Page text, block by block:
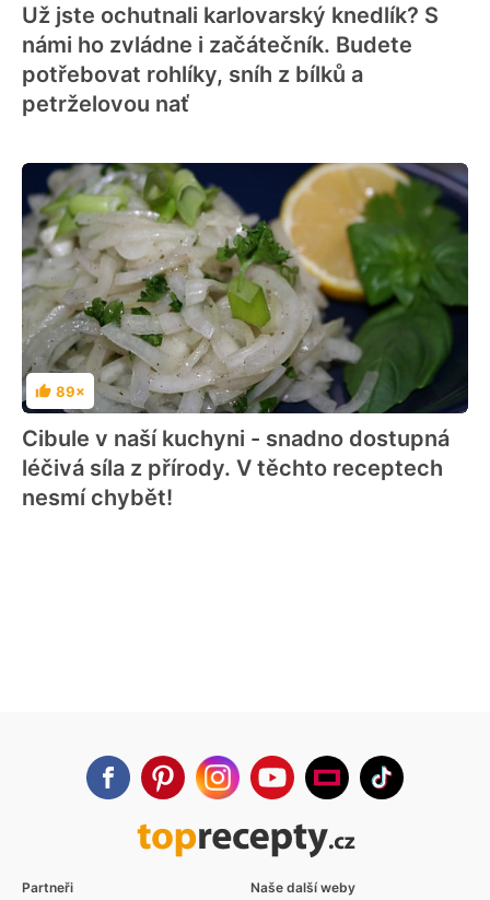
Už jste ochutnali karlovarský knedlík? S
námi ho zvládne i začátečník. Budete
potřebovat rohlíky, sníh z bílků a
petrželovou nať
Hodnocení
89×
Cibule v naší kuchyni - snadno dostupná
léčivá síla z přírody. V těchto receptech
nesmí chybět!
Partneři Naše další weby